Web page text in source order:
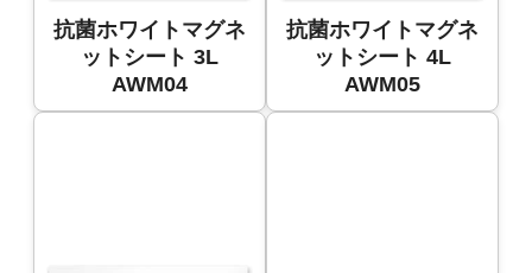
抗菌ホワイトマグネ
ットシート 3L
AWM04
抗菌ホワイトマグネ
ットシート 4L
AWM05